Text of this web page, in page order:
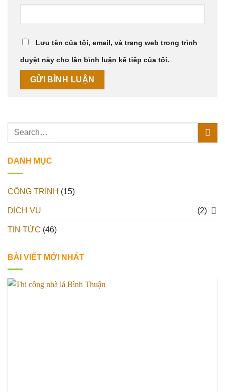
Lưu tên của tôi, email, và trang web trong trình
duyệt này cho lần bình luận kế tiếp của tôi.
DANH MỤC
CÔNG TRÌNH (15)
DỊCH VỤ (2)
TIN TỨC (46)
BÀI VIẾT MỚI NHẤT